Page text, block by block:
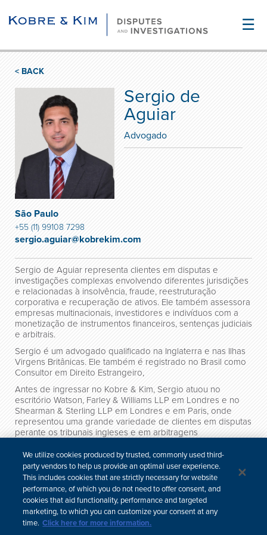
☰
< BACK
Sergio de
Aguiar
Advogado
São Paulo
+55 (11) 99108 7298
sergio.aguiar@kobrekim.com
Sergio de Aguiar representa clientes em disputas e
investigações complexas envolvendo diferentes jurisdições
e relacionadas à insolvência, fraude, reestruturação
corporativa e recuperação de ativos. Ele também assessora
empresas multinacionais, investidores e indivíduos com a
monetização de instrumentos financeiros, sentenças judiciais
e arbitrais.
Sergio é um advogado qualificado na Inglaterra e nas Ilhas
Virgens Britânicas. Ele também é registrado no Brasil como
Consultor em Direito Estrangeiro,
Antes de ingressar no Kobre & Kim, Sergio atuou no
escritório Watson, Farley & Williams LLP em Londres e no
Shearman & Sterling LLP em Londres e em Paris, onde
representou uma grande variedade de clientes em disputas
perante os tribunais ingleses e em arbitragens
Andrade Gutierrez S/A e atuou na equipe de contencioso
do escritório Tozzini Freire Advogados em São Paulo.
Qualificações
Publicações
We utilize cookies produced by trusted, commonly used third-
party vendors to help us provide an optimal user experience.
This includes cookies that are strictly necessary for website
performance, of which you do not need to offer consent, and
cookies that aid functionality, performance and targeted
marketing, to which you can customize your consent at any
time. Click here for more information.